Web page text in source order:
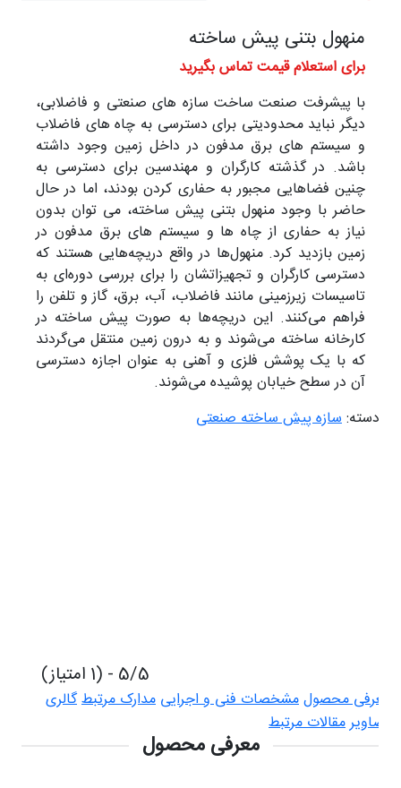
منهول بتنی پیش ساخته
برای استعلام قیمت تماس بگیرید
با پیشرفت صنعت ساخت سازه های صنعتی و فاضلابی،
دیگر نباید محدودیتی برای دسترسی به چاه های فاضلاب
و سیستم های برق مدفون در داخل زمین وجود داشته
باشد. در گذشته کارگران و مهندسین برای دسترسی به
چنین فضاهایی مجبور به حفاری کردن بودند، اما در حال
حاضر با وجود منهول بتنی پیش ساخته، می توان بدون
نیاز به حفاری از چاه ها و سیستم های برق مدفون در
زمین بازدید کرد. منهول‌ها در واقع دریچه‌هایی هستند که
دسترسی کارگران و تجهیزاتشان را برای بررسی دوره‌ای به
تاسیسات زیرزمینی مانند فاضلاب، آب، برق، گاز و تلفن را
فراهم می‌کنند. این دریچه‌ها به صورت پیش ساخته در
کارخانه ساخته می‌شوند و به درون زمین منتقل می‌گردند
که با یک پوشش فلزی و آهنی به عنوان اجازه دسترسی
آن در سطح خیابان پوشیده می‌شوند.
دسته:سازه پیش ساخته صنعتی
5/5 - (1 امتیاز)
محصولمشخصات فنی و اجرایی مدارک مرتبطگالری
مقالات مرتبط
معرفی محصول